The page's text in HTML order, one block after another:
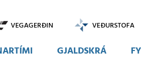
VEGAGERÐIN VEÐURSTOFA
GJALDSKRÁ